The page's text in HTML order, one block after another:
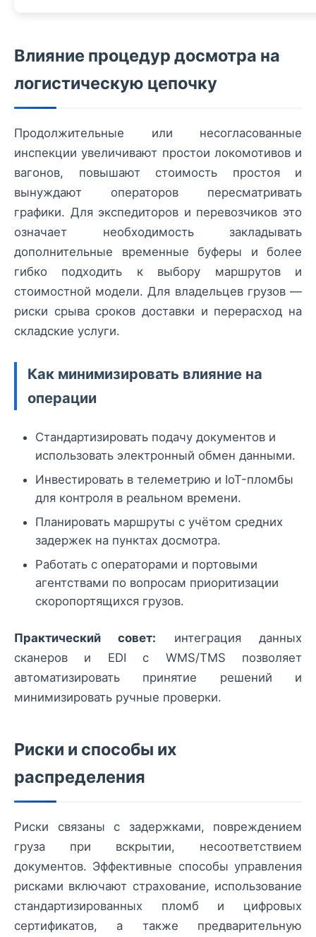
Влияние процедур досмотра на
логистическую цепочку
Продолжительные или несогласованные
инспекции увеличивают простои локомотивов и
вагонов, повышают стоимость простоя и
вынуждают операторов пересматривать
графики. Для экспедиторов и перевозчиков это
означает необходимость закладывать
дополнительные временные буферы и более
гибко подходить к выбору маршрутов и
стоимостной модели. Для владельцев грузов —
риски срыва сроков доставки и перерасход на
складские услуги.
Как минимизировать влияние на
операции
Стандартизировать подачу документов и
использовать электронный обмен данными.
Инвестировать в телеметрию и IoT-пломбы
для контроля в реальном времени.
Планировать маршруты с учётом средних
задержек на пунктах досмотра.
Работать с операторами и портовыми
агентствами по вопросам приоритизации
скоропортящихся грузов.
Практический совет: интеграция данных
сканеров и EDI с WMS/TMS позволяет
автоматизировать принятие решений и
минимизировать ручные проверки.
Риски и способы их
распределения
Риски связаны с задержками, повреждением
груза при вскрытии, несоответствием
документов. Эффективные способы управления
рисками включают страхование, использование
стандартизированных пломб и цифровых
сертификатов, а также предварительную